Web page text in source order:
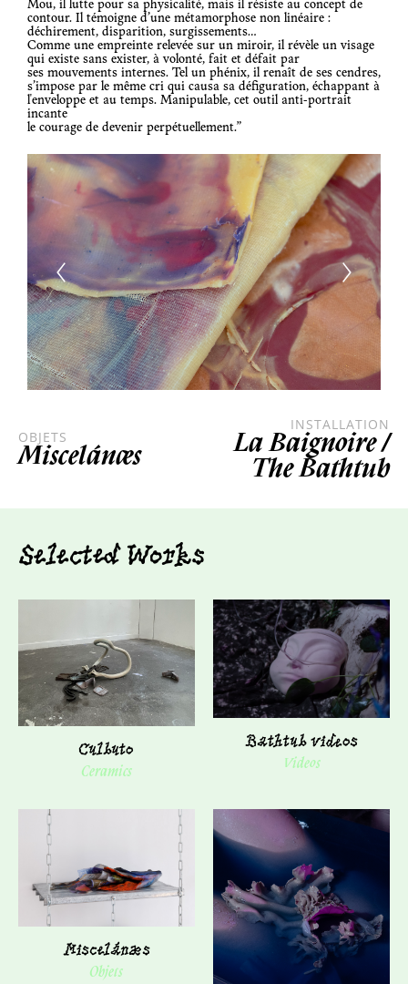
Mou, il lutte pour sa physicalité, mais il résiste au concept de
contour. Il témoigne d’une métamorphose non linéaire :
déchirement, disparition, surgissements...
Comme une empreinte relevée sur un miroir, il révèle un visage
qui existe sans exister, à volonté, fait et défait par
ses mouvements internes. Tel un phénix, il renaît de ses cendres,
s’impose par le même cri qui causa sa défiguration, échappant à
l'enveloppe et au temps. Manipulable, cet outil anti-portrait
incante
le courage de devenir perpétuellement.”
OBJETS
Miscelánæs
INSTALLATION
La Baignoire /
The Bathtub
Selected Works
Culbuto
Ceramics
Bathtub videos
Videos
Miscelánæs
Objets